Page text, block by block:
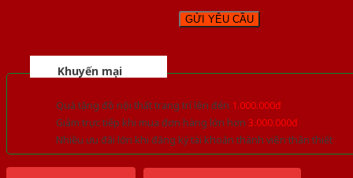
Khuyến mại
Quà tặng đồ nội thất trang trí lên đến 1.000.000đ
Giảm trực tiếp khi mua đơn hàng lớn hơn 3.000.000đ
Nhiều ưu đãi lớn khi đăng ký tài khoản thành viên thân thiết